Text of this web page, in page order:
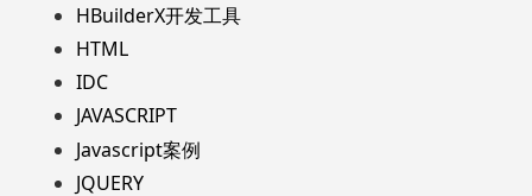
HBuilderX开发工具
HTML
IDC
JAVASCRIPT
Javascript案例
JQUERY